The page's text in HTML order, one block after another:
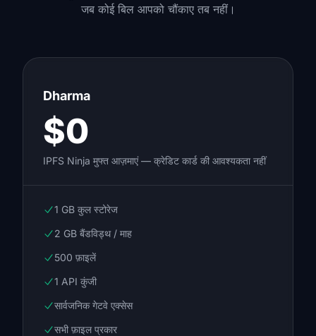
जब कोई बिल आपको चौंकाए तब नहीं।
Dharma
$0
IPFS Ninja मुफ्त आज़माएं — क्रेडिट कार्ड की आवश्यकता नहीं
1 GB कुल स्टोरेज
2 GB बैंडविड्थ / माह
500 फ़ाइलें
1 API कुंजी
सार्वजनिक गेटवे एक्सेस
सभी फ़ाइल प्रकार